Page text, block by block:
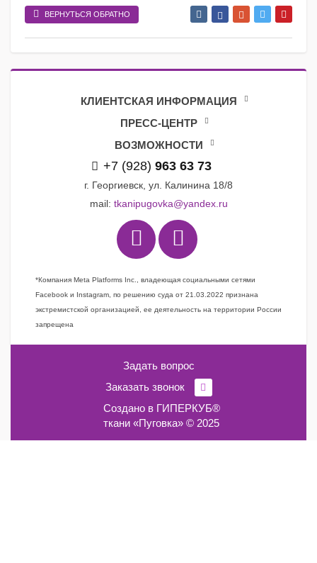
ВЕРНУТЬСЯ ОБРАТНО
КЛИЕНТСКАЯ ИНФОРМАЦИЯ
ПРЕСС-ЦЕНТР
ВОЗМОЖНОСТИ
+7 (928) 963 63 73
г. Георгиевск, ул. Калинина 18/8
mail: tkanipugovka@yandex.ru
*Компания Meta Platforms Inc., владеющая социальными сетями
Facebook и Instagram, по решению суда от 21.03.2022 признана
экстремистской организацией, ее деятельность на территории России
запрещена
Задать вопрос
Заказать звонок
Создано в ГИПЕРКУБ®
ткани «Пуговка» © 2025